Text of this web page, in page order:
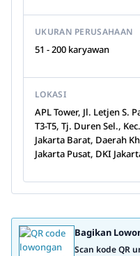
UKURAN PERUSAHAAN
51 - 200 karyawan
LOKASI
APL Tower, Jl. Letjen S.
T3-T5, Tj. Duren Sel.,
Jakarta Barat, Daerah
Jakarta Pusat, DKI
Bagikan
Scan kode QR